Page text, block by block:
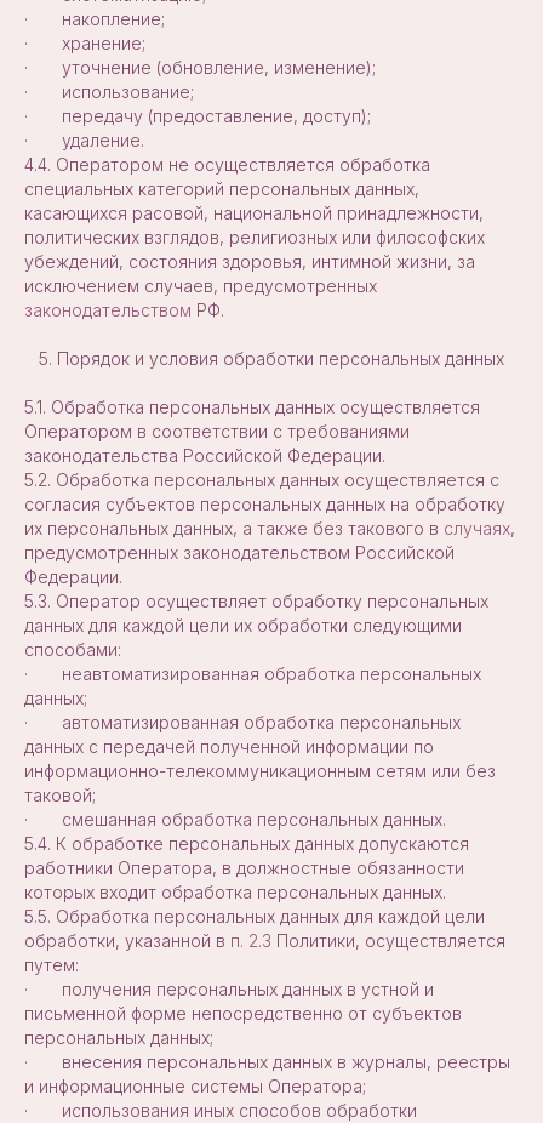
· накопление;
· хранение;
· уточнение (обновление, изменение);
· использование;
· передачу (предоставление, доступ);
· удаление.
4.4. Оператором не осуществляется обработка
специальных категорий персональных данных,
касающихся расовой, национальной принадлежности,
политических взглядов, религиозных или философских
убеждений, состояния здоровья, интимной жизни, за
исключением случаев, предусмотренных
законодательством РФ.
5. Порядок и условия обработки персональных данных
5.1. Обработка персональных данных осуществляется
Оператором в соответствии с требованиями
законодательства Российской Федерации.
5.2. Обработка персональных данных осуществляется с
согласия субъектов персональных данных на обработку
их персональных данных, а также без такового в случаях,
предусмотренных законодательством Российской
Федерации.
5.3. Оператор осуществляет обработку персональных
данных для каждой цели их обработки следующими
способами:
· неавтоматизированная обработка персональных
данных;
· автоматизированная обработка персональных
данных с передачей полученной информации по
информационно-телекоммуникационным сетям или без
таковой;
· смешанная обработка персональных данных.
5.4. К обработке персональных данных допускаются
работники Оператора, в должностные обязанности
которых входит обработка персональных данных.
5.5. Обработка персональных данных для каждой цели
обработки, указанной в п. 2.3 Политики, осуществляется
путем:
· получения персональных данных в устной и
письменной форме непосредственно от субъектов
персональных данных;
· внесения персональных данных в журналы, реестры
и информационные системы Оператора;
· использования иных способов обработки